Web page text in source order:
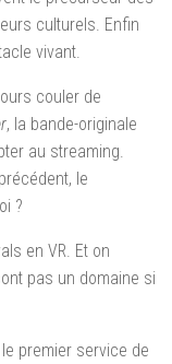
culturels. Enfin
vivant.
couler de
, la bande-originale
au streaming.
le
?
en VR. Et on
pas un domaine si
premier service de